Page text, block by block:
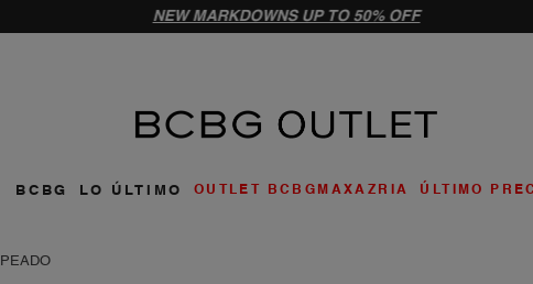
NEW MARKDOWNS UP TO 50% OFF
BCBG LO ÚLTIMO OUTLET BCBGMAXAZRIA ÚLTIMO